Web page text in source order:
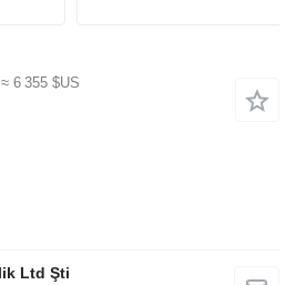
≈ 6 355 $US
Ltd Şti